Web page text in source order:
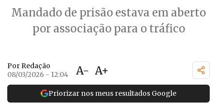
Mandado de prisão estava em aberto
por associação para o tráfico
Por Redação
08/03/2026 - 12:04
A- A+
Priorizar nos meus resultados Google